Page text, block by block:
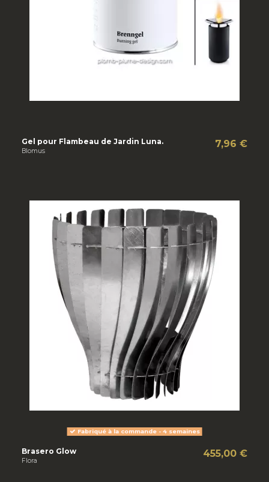
Gel pour Flambeau de Jardin Luna.
Blomus
7,96 €
Fabriqué à la commande - 4 semaines
Brasero Glow
Flora
455,00 €